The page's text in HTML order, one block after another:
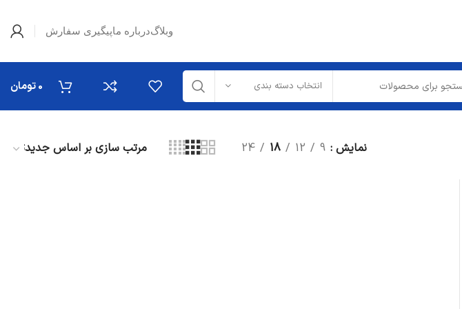
وبلاگدرباره ماپیگیری سفارش
انتخاب دسته بندی 0تومان
نمایش 9
12
18
24